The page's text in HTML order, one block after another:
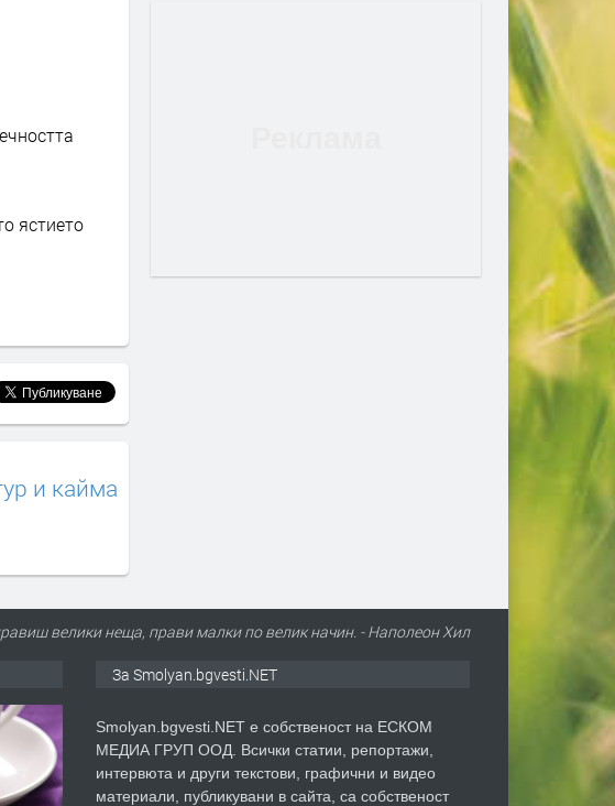
ястието
и кайма
велики неща, прави малки по велик начин. - Наполеон Хил
За Smolyan.bgvesti.NET
Smolyan.bgvesti.NET е собственост на ЕСКОМ
МЕДИА ГРУП ООД. Всички статии, репортажи,
интервюта и други текстови, графични и видео
материали, публикувани в сайта, са собственост